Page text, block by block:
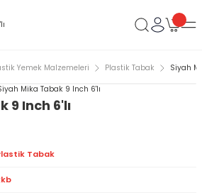
Yemek Malzemeleri Plastik Tabak Siyah
9 Inch 6'lı
Tabak